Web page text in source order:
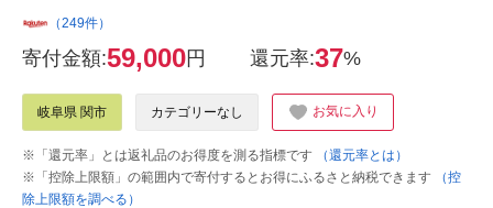
（249件）
寄付金額:59,000円 還元率:37%
岐阜県 関市 カテゴリーなし お気に入り
※「還元率」とは返礼品のお得度を測る指標です
（還元率とは）
※「控除上限額」の範囲内で寄付するとお得にふるさと納税できます
（控
除上限額を調べる）